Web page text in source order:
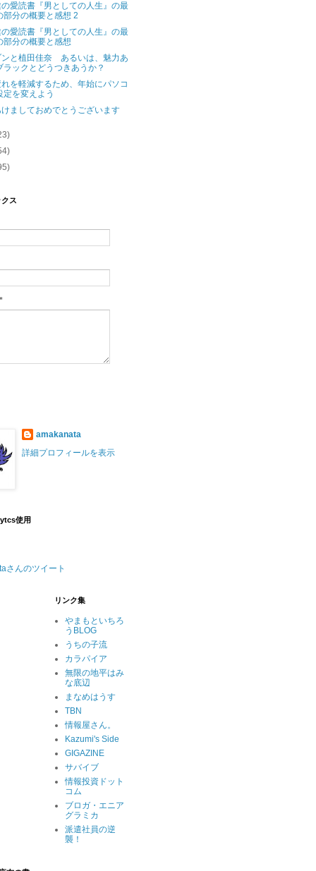
愛読書『男としての人生』の最
部分の概要と感想 2
愛読書『男としての人生』の最
部分の概要と感想
ンと植田佳奈 あるいは、魅力あ
ラックとどうつきあうか？
を軽減するため、年始にパソコ
定を変えよう
ましておめでとうございます
ス
*
amakanata
詳細プロフィールを表示
使用
さんのツイート
リンク集
やまもといちろ
うBLOG
うちの子流
カラパイア
無限の地平はみ
な底辺
まなめはうす
TBN
情報屋さん。
Kazumi's Side
GIGAZINE
サバイブ
情報投資ドット
コム
ブロガ・エニア
グラミカ
派遣社員の逆
襲！